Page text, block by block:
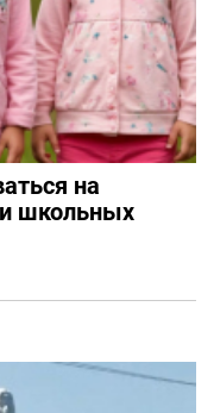
на
и школьных